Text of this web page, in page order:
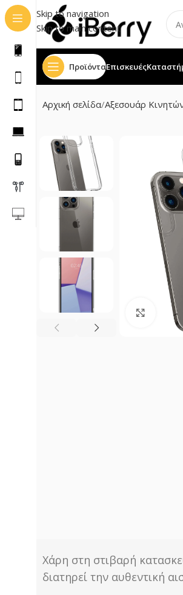
Skip to navigation
Skip to main content
ΠροϊόνταΕπισκευές
Αρχική σελίδα Αξεσουάρ
Click
Χάρη στη στιβαρή
διατηρεί την αυθεντική